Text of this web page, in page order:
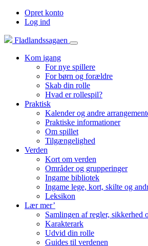
Opret konto
Log ind
Fladlandssagaen
Kom igang
For nye spillere
For børn og forældre
Skab din rolle
Hvad er rollespil?
Praktisk
Kalender og andre
Praktiske informationer
Om spillet
Tilgængelighed
Verden
Kort om verden
Områder og grupperinger
Ingame bibliotek
Ingame lege, kort, skilte og
Leksikon
Lær mer’
Samlingen af regler, sikkerhed
Karakterark
Udvid din rolle
Guides til verdenen